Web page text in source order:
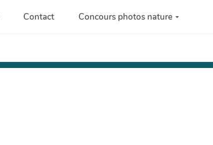
Contact Concours photos nature